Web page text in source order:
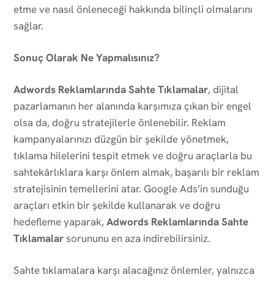
etme ve nasıl önleneceği hakkında bilinçli olmalarını
sağlar.
Sonuç Olarak Ne Yapmalısınız?
Adwords Reklamlarında Sahte Tıklamalar, dijital
pazarlamanın her alanında karşımıza çıkan bir engel
olsa da, doğru stratejilerle önlenebilir. Reklam
kampanyalarınızı düzgün bir şekilde yönetmek,
tıklama hilelerini tespit etmek ve doğru araçlarla bu
sahtekârlıklara karşı önlem almak, başarılı bir reklam
stratejisinin temellerini atar. Google Ads’in sunduğu
araçları etkin bir şekilde kullanarak ve doğru
hedefleme yaparak,Adwords Reklamlarında Sahte
Tıklamalarsorununu en aza indirebilirsiniz.
Sahte tıklamalara karşı alacağınız önlemler, yalnızca